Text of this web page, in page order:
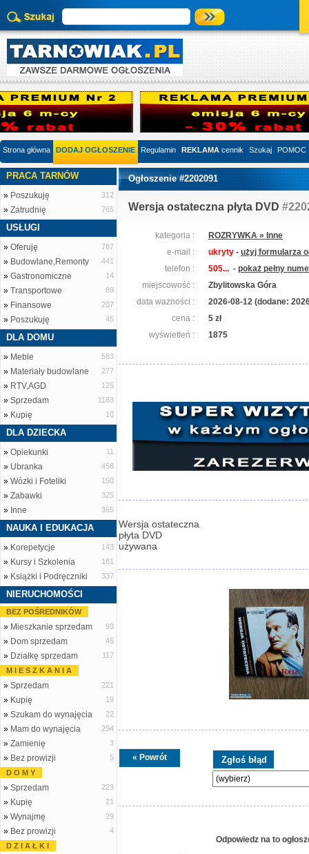
Strona główna DODAJ OGŁOSZENIE Regulamin REKLAMA cennik Szukaj POMOC
PRACA TARNÓW
» Poszukuję 312
» Zatrudnię 765
USŁUGI
» Oferuję 787
» Budowlane,Remonty 441
» Gastronomiczne 14
» Transportowe 89
» Finansowe 207
» Poszukuję 45
DLA DOMU
» Meble 583
» Materiały budowlane 277
» RTV,AGD 125
» Sprzedam 1183
» Kupię 10
DLA DZIECKA
» Opiekunki 11
» Ubranka 458
» Wózki i Foteliki 150
» Zabawki 325
» Inne 365
NAUKA I EDUKACJA
» Korepetycje 143
» Kursy i Szkolenia 181
» Książki i Podręczniki 337
NIERUCHOMOŚCI
BEZ POŚREDNIKÓW
» Mieszkanie sprzedam 93
» Dom sprzedam 46
» Działkę sprzedam
117
M I E S Z K A N I A
» Sprzedam 221
» Kupię 19
» Szukam do wynajęcia 22
» Mam do wynajęcia 294
» Zamienię 3
» Bez prowizji
5
D O M Y
» Sprzedam 223
» Kupię 21
» Wynajmę 29
» Bez prowizji
4
D Z I A Ł K I
Ogłoszenie #2202091
Wersja ostateczna płyta DVD
kategoria :
ROZRYWKA » Inne
e-mail :
ukryty - użyj formularza
telefon :
505... - pokaż pełny
miejscowość :
Zbylitowska Góra
data ważności :
2026-08-12 (dodane:
cena :
5 zł
wyświetleń :
1875
Wersja ostateczna
płyta DVD
używana
« Powrót
Odpowiedz na to